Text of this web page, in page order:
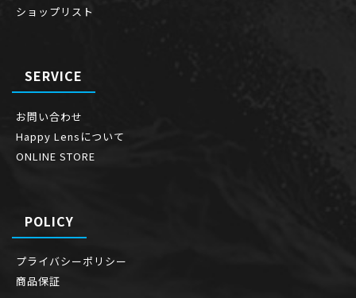
ショップリスト
SERVICE
お問い合わせ
Happy Lensについて
ONLINE STORE
POLICY
プライバシーポリシー
商品保証